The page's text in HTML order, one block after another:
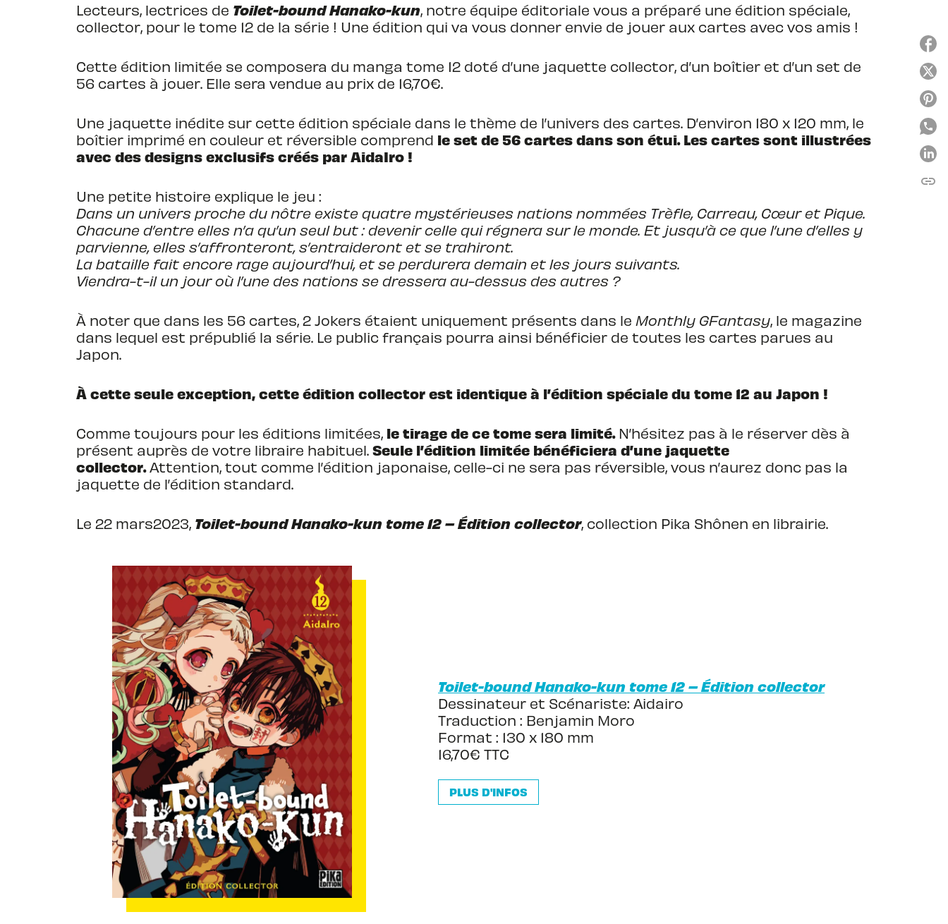
Lecteurs, lectrices de Toilet-bound Hanako-kun, notre équipe éditoriale vous a préparé une édition spéciale,
collector, pour le tome 12 de la série ! Une édition qui va vous donner envie de jouer aux cartes avec vos amis !
Cette édition limitée se composera du manga tome 12 doté d’une jaquette collector, d’un boîtier et d’un set de
56 cartes à jouer. Elle sera vendue au prix de 16,70€.
Une jaquette inédite sur cette édition spéciale dans le thème de l’univers des cartes. D’environ 180 x 120 mm, le
boîtier imprimé en couleur et réversible comprend le set de 56 cartes dans son étui. Les cartes sont illustrées
avec des designs exclusifs créés par AidaIro !
Une petite histoire explique le jeu :
Dans un univers proche du nôtre existe quatre mystérieuses nations nommées Trèfle, Carreau, Cœur et Pique.
Chacune d’entre elles n’a qu’un seul but : devenir celle qui régnera sur le monde. Et jusqu’à ce que l’une d’elles y
parvienne, elles s’affronteront, s’entraideront et se trahiront.
La bataille fait encore rage aujourd’hui, et se perdurera demain et les jours suivants.
Viendra-t-il un jour où l’une des nations se dressera au-dessus des autres ?
À noter que dans les 56 cartes, 2 Jokers étaient uniquement présents dans le Monthly GFantasy, le magazine
dans lequel est prépublié la série. Le public français pourra ainsi bénéficier de toutes les cartes parues au
Japon.
À cette seule exception, cette édition collector est identique à l’édition spéciale du tome 12 au Japon !
Comme toujours pour les éditions limitées, le tirage de ce tome sera limité.N’hésitez pas à le réserver dès à
présent auprès de votre libraire habituel. Seule l’édition limitée bénéficiera d’une jaquette
collector.Attention, tout comme l’édition japonaise, celle-ci ne sera pas réversible, vous n’aurez donc pas la
jaquette de l’édition standard.
Le 22 mars2023, Toilet-bound Hanako-kun tome 12 – Édition collector, collection Pika Shônen en librairie.
Toilet-bound Hanako-kun tome 12 – Édition collector
Dessinateur et Scénariste: Aidairo
Traduction : Benjamin Moro
Format : 130 x 180 mm
16,70€ TTC
PLUS D'INFOS
link